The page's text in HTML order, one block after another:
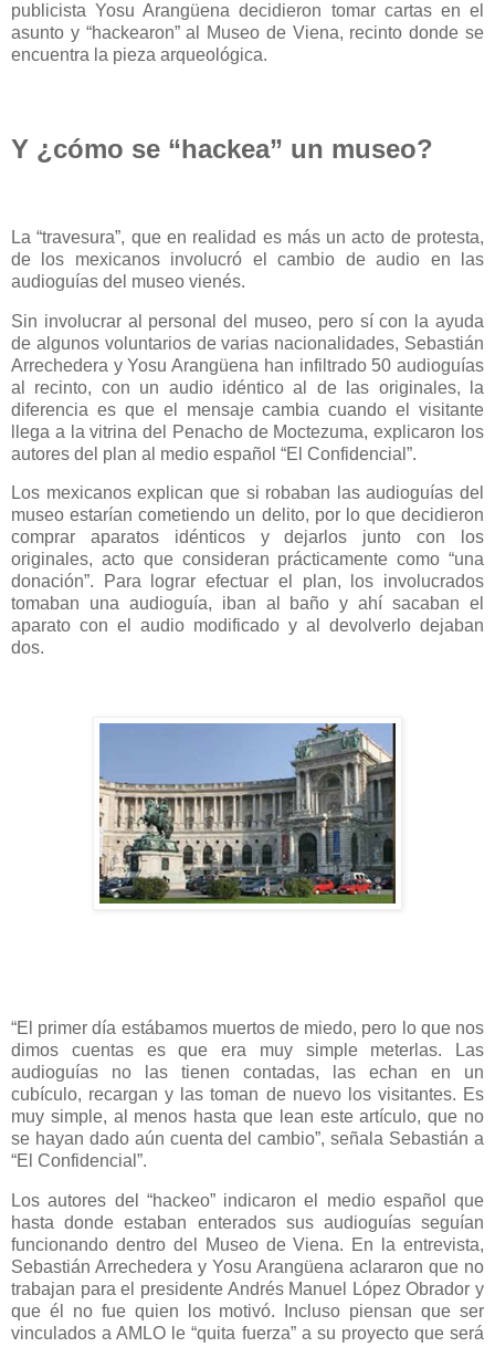
publicista Yosu Arangüena decidieron tomar cartas en el
asunto y “hackearon” al Museo de Viena, recinto donde se
encuentra la pieza arqueológica.
Y ¿cómo se “hackea” un museo?
La “travesura”, que en realidad es más un acto de protesta,
de los mexicanos involucró el cambio de audio en las
audioguías del museo vienés.
Sin involucrar al personal del museo, pero sí con la ayuda
de algunos voluntarios de varias nacionalidades, Sebastián
Arrechedera y Yosu Arangüena han infiltrado 50 audioguías
al recinto, con un audio idéntico al de las originales, la
diferencia es que el mensaje cambia cuando el visitante
llega a la vitrina del Penacho de Moctezuma, explicaron los
autores del plan al medio español “El Confidencial”.
Los mexicanos explican que si robaban las audioguías del
museo estarían cometiendo un delito, por lo que decidieron
comprar aparatos idénticos y dejarlos junto con los
originales, acto que consideran prácticamente como “una
donación”. Para lograr efectuar el plan, los involucrados
tomaban una audioguía, iban al baño y ahí sacaban el
aparato con el audio modificado y al devolverlo dejaban
dos.
“El primer día estábamos muertos de miedo, pero lo que nos
dimos cuentas es que era muy simple meterlas. Las
audioguías no las tienen contadas, las echan en un
cubículo, recargan y las toman de nuevo los visitantes. Es
muy simple, al menos hasta que lean este artículo, que no
se hayan dado aún cuenta del cambio”, señala Sebastián a
“El Confidencial”.
Los autores del “hackeo” indicaron el medio español que
hasta donde estaban enterados sus audioguías seguían
funcionando dentro del Museo de Viena. En la entrevista,
Sebastián Arrechedera y Yosu Arangüena aclararon que no
trabajan para el presidente Andrés Manuel López Obrador y
que él no fue quien los motivó. Incluso piensan que ser
vinculados a AMLO le “quita fuerza” a su proyecto que será